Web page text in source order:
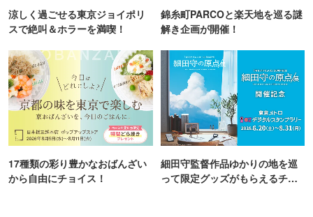
涼しく過ごせる東京ジョイポリ
スで絶叫＆ホラーを満喫！
錦糸町PARCOと楽天地を巡る謎
解き企画が開催！
17種類の彩り豊かなおばんざい
から自由にチョイス！
細田守監督作品ゆかりの地を巡
って限定グッズがもらえるチャ